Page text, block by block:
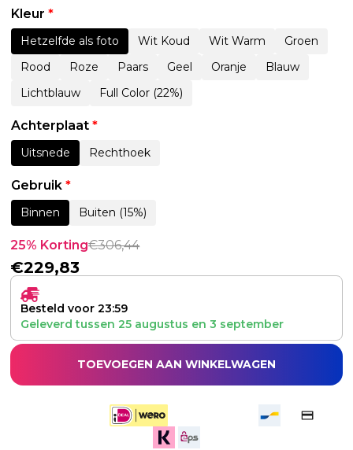
Kleur *
Hetzelfde als foto Wit Koud Wit Warm
Groen
Rood
Roze Paars Geel Oranje
Blauw
Lichtblauw
Full Color (22%)
Achterplaat *
Uitsnede Rechthoek
Gebruik *
Binnen Buiten (15%)
25% Korting€306,44
€229,83
Besteld voor 23:59
Geleverd tussen 25 augustus en 3 september
TOEVOEGEN AAN WINKELWAGEN